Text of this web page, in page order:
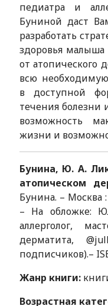
педиатра и
Буниной даст
разработать
здоровья малыша
от атопического
всю
в доступной
течения болезни
возможность
жизни и
Бунина, Ю. А.
атопическом
Бунина. – Москва
– На обложке:
аллерголог,
дерматита,
подписчиков).–
Жанр книги:
Возрастная